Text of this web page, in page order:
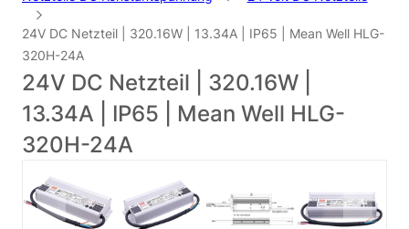
24V DC Netzteil | 320.16W | 13.34A | IP65 | Mean Well HLG-
320H-24A
24V DC Netzteil | 320.16W |
13.34A | IP65 | Mean Well HLG-
320H-24A